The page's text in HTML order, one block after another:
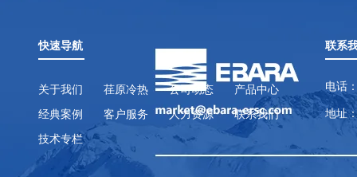
快速导航
关于我们 荏原冷热 公司动态
产品中心
经典案例
客户服务 人力资源
联系我们
技术专栏
联系
电话
地址